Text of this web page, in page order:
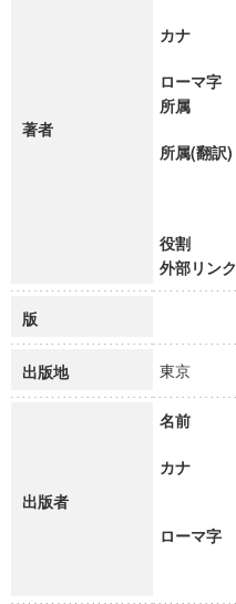
著者
カナ
ローマ字
所属
所属(翻訳)
役割
外部リンク
版
出版地 東京
出版者
名前
カナ
ローマ字